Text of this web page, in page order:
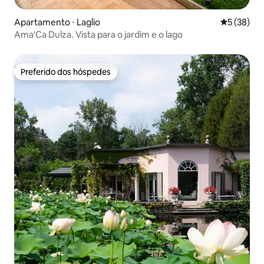
Apartamento ⋅ Laglio 5 de uma
5 (38)
Ama'Ca Dulza. Vista para o jardim e o lago
Preferido dos hóspedes
Preferido dos hóspedes